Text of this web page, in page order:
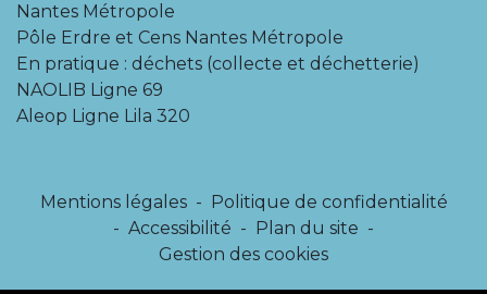
Nantes Métropole
Pôle Erdre et Cens Nantes Métropole
En pratique : déchets (collecte et déchetterie)
NAOLIB Ligne 69
Aleop Ligne Lila 320
Mentions légales -
Politique de confidentialité
- Accessibilité - Plan du site -
Gestion des cookies